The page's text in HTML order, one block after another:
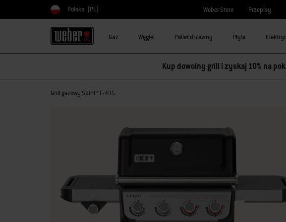
Wybierz kraj
Polska (PL) Weber Store Przepisy
Gaz Węgiel Pellet drzewny Płyta
Kup dowolny grill i zyskaj 10% na
Grill gazowy Spirit® E-435